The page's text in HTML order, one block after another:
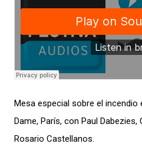
Mesa especial sobre el incendio
Dame, París, con Paul Dabezies,
Rosario Castellanos.